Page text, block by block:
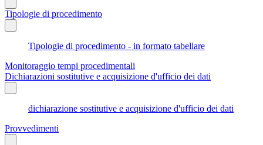
Tipologie di procedimento
Tipologie di procedimento - in formato tabellare
Monitoraggio tempi procedimentali
Dichiarazioni sostitutive e acquisizione d'ufficio dei dati
dichiarazione sostitutive e acquisizione d'ufficio dei dati
Provvedimenti